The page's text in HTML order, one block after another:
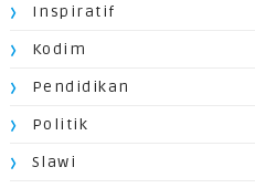
Inspiratif
Kodim
Pendidikan
Politik
Slawi